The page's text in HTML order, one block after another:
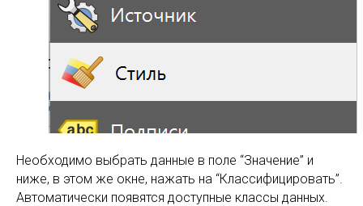
Необходимо выбрать данные в поле “Значение” и
ниже, в этом же окне, нажать на “Классифицировать”.
Автоматически появятся доступные классы данных.